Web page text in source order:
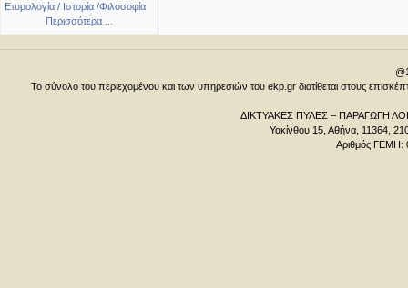
Ετυμολογία / Ιστορία /Φιλοσοφία
Περισσότερα ...
Το σύνολο του περιεχομένου και των υπηρεσιών του ekp.gr διατίθεται στους
ΔΙΚΤΥΑΚΕΣ ΠΥΛΕΣ – ΠΑΡΑΓΩΓΗ
Υακίνθου 15, Αθήνα, 11364,
Αριθμός ΓΕΜΗ: